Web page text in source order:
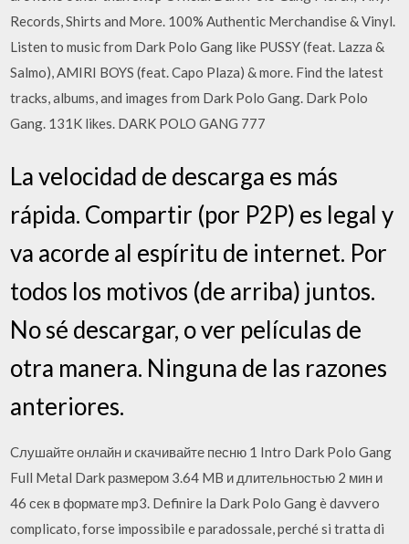
Records, Shirts and More. 100% Authentic Merchandise & Vinyl.
Listen to music from Dark Polo Gang like PUSSY (feat. Lazza &
Salmo), AMIRI BOYS (feat. Capo Plaza) & more. Find the latest
tracks, albums, and images from Dark Polo Gang. Dark Polo
Gang. 131K likes. DARK POLO GANG 777
La velocidad de descarga es más
rápida. Compartir (por P2P) es legal y
va acorde al espíritu de internet. Por
todos los motivos (de arriba) juntos.
No sé descargar, o ver películas de
otra manera. Ninguna de las razones
anteriores.
Cлушайте онлайн и cкачивайте песню 1 Intro Dark Polo Gang
Full Metal Dark размером 3.64 MB и длительностью 2 мин и
46 сек в формате mp3. Definire la Dark Polo Gang è davvero
complicato, forse impossibile e paradossale, perché si tratta di